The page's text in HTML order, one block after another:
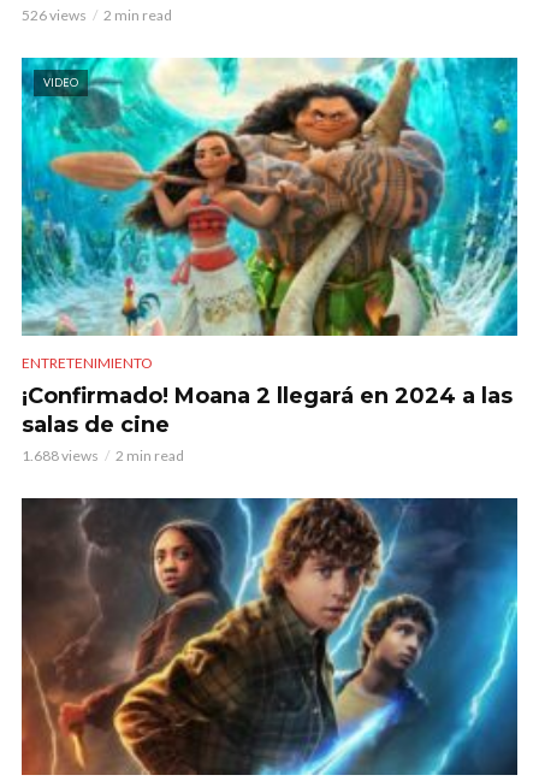
526 views 2 min read
VIDEO
ENTRETENIMIENTO
¡Confirmado! Moana 2 llegará en 2024 a las
salas de cine
1.688 views 2 min read